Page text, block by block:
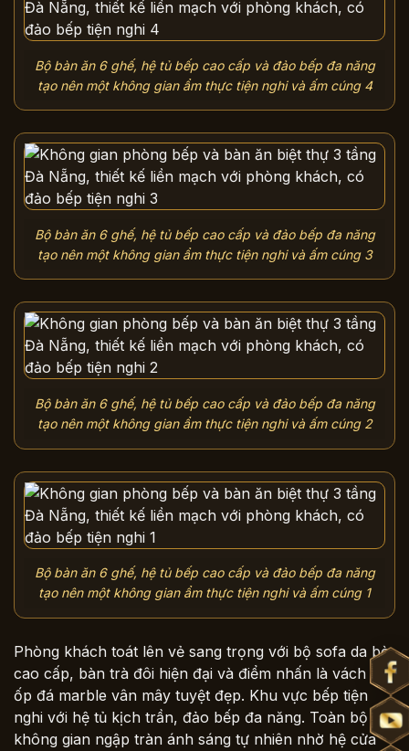
Bộ bàn ăn 6 ghế, hệ tủ bếp cao cấp và đảo bếp đa năng
tạo nên một không gian ẩm thực tiện nghi và ấm cúng 4
Bộ bàn ăn 6 ghế, hệ tủ bếp cao cấp và đảo bếp đa năng
tạo nên một không gian ẩm thực tiện nghi và ấm cúng 3
Bộ bàn ăn 6 ghế, hệ tủ bếp cao cấp và đảo bếp đa năng
tạo nên một không gian ẩm thực tiện nghi và ấm cúng 2
Bộ bàn ăn 6 ghế, hệ tủ bếp cao cấp và đảo bếp đa năng
tạo nên một không gian ẩm thực tiện nghi và ấm cúng 1
Phòng khách toát lên vẻ sang trọng với bộ sofa da bò
cao cấp, bàn trà đôi hiện đại và điểm nhấn là vách tivi
ốp đá marble vân mây tuyệt đẹp. Khu vực bếp tiện
nghi với hệ tủ kịch trần, đảo bếp đa năng. Toàn bộ
không gian ngập tràn ánh sáng tự nhiên nhờ hệ cửa